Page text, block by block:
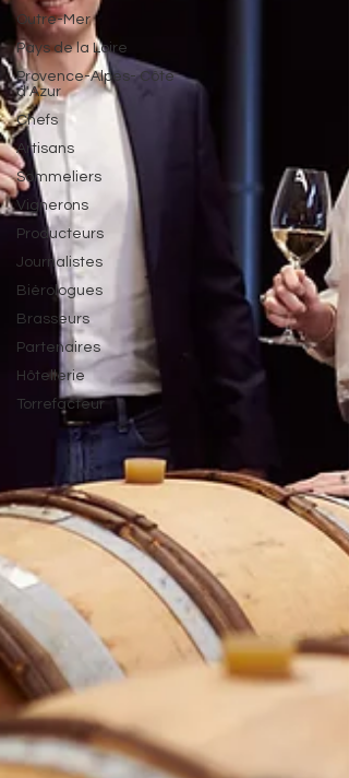
Outre-Mer
Pays de la Loire
Provence-Alpes- Côte
d'Azur
Chefs
Artisans
Sommeliers
Vignerons
Producteurs
Journalistes
Biérologues
Brasseurs
Partenaires
Hôtellerie
Torrefacteur